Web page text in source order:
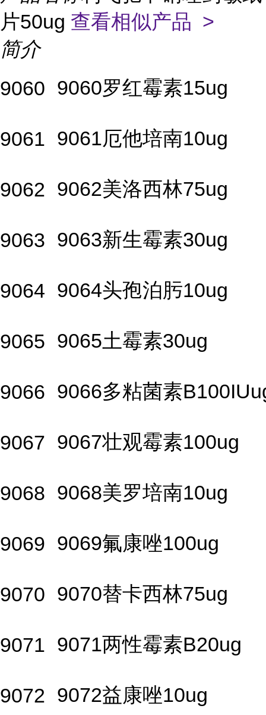
片50ug 查看相似产品 >
简介
9060 9060罗红霉素15ug
9061 9061厄他培南10ug
9062 9062美洛西林75ug
9063 9063新生霉素30ug
9064 9064头孢泊肟10ug
9065 9065土霉素30ug
9066 9066多粘菌素
9067 9067壮观霉素100ug
9068 9068美罗培南10ug
9069 9069氟康唑100ug
9070 9070替卡西林75ug
9071 9071两性霉素B20ug
9072 9072益康唑10ug